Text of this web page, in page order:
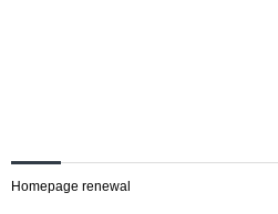
Homepage renewal